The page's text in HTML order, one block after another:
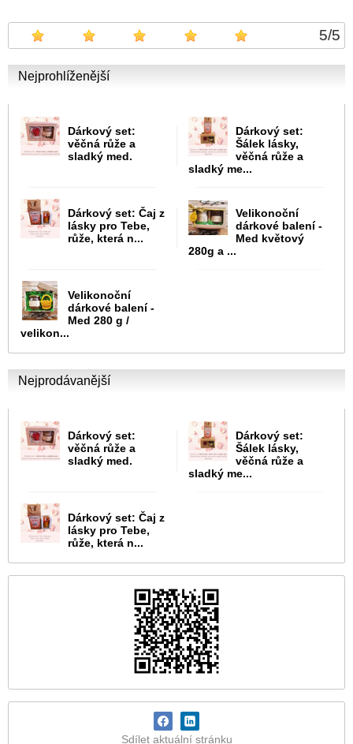
5/5
Nejprohlíženější
Dárkový set:
věčná růže a
sladký med.
Dárkový set:
Šálek lásky,
věčná růže a
sladký me...
Dárkový set: Čaj z
lásky pro Tebe,
růže, která n...
Velikonoční
dárkové balení -
Med květový
280g a ...
Velikonoční
dárkové balení -
Med 280 g /
velikon...
Nejprodávanější
Dárkový set:
věčná růže a
sladký med.
Dárkový set:
Šálek lásky,
věčná růže a
sladký me...
Dárkový set: Čaj z
lásky pro Tebe,
růže, která n...
Sdílet aktuální stránku